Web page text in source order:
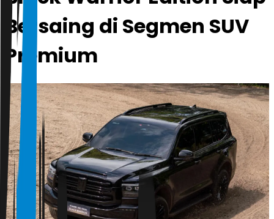
Bersaing di Segmen SUV
Premium